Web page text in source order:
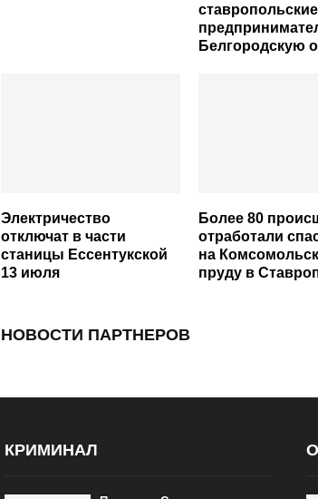
ставропольские
Белгородскую
Электричество
отключат в части
станицы Ессентукской
13 июля
Более 80
отработали
на
пруду в
НОВОСТИ ПАРТНЕРОВ
КРИМИНАЛ